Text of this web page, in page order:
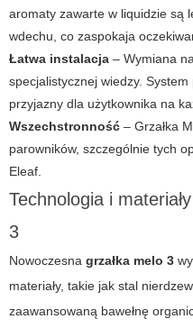
aromaty zawarte w liquidzie są
wdechu, co zaspokaja
Łatwa instalacja – Wymiana
specjalistycznej wiedzy.
przyjazny dla użytkownika na
Wszechstronność – Grzałka
parowników, szczególnie tych
Eleaf.
Technologia i
3
Nowoczesna grzałka melo 3
materiały, takie jak stal
zaawansowaną bawełnę